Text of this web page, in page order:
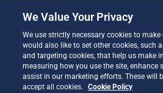
Lire la mise à jour.
We Value Your Privacy
We use strictly necessary cookies to make
would also like to set other cookies, such
and targeting cookies, that help us make
measuring how you use the site, enhance
assist in our marketing efforts. These will
accept all cookies.
Cookie Policy